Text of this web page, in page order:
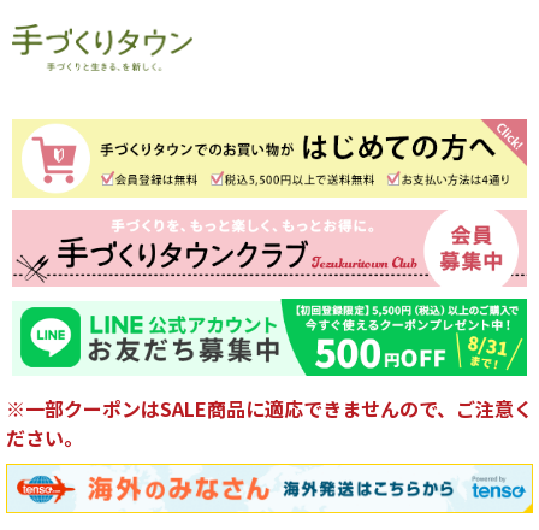
※一部クーポンはSALE商品に適応できませんので、ご注意く
ださい。